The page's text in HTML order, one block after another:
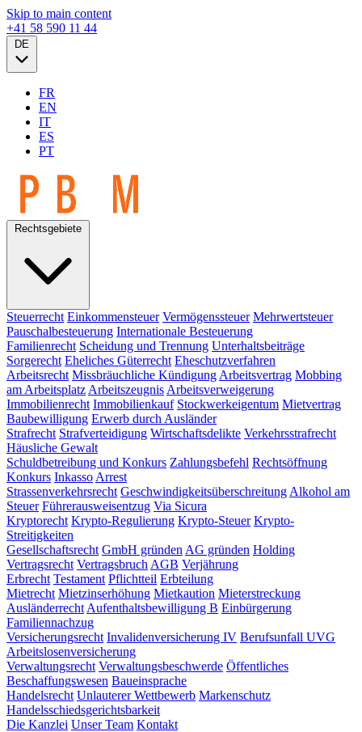
Skip to main content
+41 58 590 11 44
FR
EN
IT
ES
PT
Steuerrecht Einkommensteuer Vermögenssteuer Mehrwertsteuer
Pauschalbesteuerung Internationale Besteuerung
Familienrecht Scheidung und Trennung Unterhaltsbeiträge
Sorgerecht Eheliches Güterrecht Eheschutzverfahren
Arbeitsrecht Missbräuchliche Kündigung Arbeitsvertrag Mobbing
am Arbeitsplatz Arbeitszeugnis Arbeitsverweigerung
Immobilienrecht Immobilienkauf Stockwerkeigentum Mietvertrag
Baubewilligung Erwerb durch Ausländer
Strafrecht Strafverteidigung Wirtschaftsdelikte Verkehrsstrafrecht
Häusliche Gewalt
Schuldbetreibung und Konkurs Zahlungsbefehl Rechtsöffnung
Konkurs Inkasso Arrest
Strassenverkehrsrecht Geschwindigkeitsüberschreitung Alkohol am
Steuer Führerausweisentzug Via Sicura
Kryptorecht Krypto-Regulierung Krypto-Steuer Krypto-
Streitigkeiten
Gesellschaftsrecht GmbH gründen AG gründen Holding
Vertragsrecht Vertragsbruch AGB Verjährung
Erbrecht Testament Pflichtteil Erbteilung
Mietrecht Mietzinserhöhung Mietkaution Mieterstreckung
Ausländerrecht Aufenthaltsbewilligung B Einbürgerung
Familiennachzug
Versicherungsrecht Invalidenversicherung IV Berufsunfall UVG
Arbeitslosenversicherung
Verwaltungsrecht Verwaltungsbeschwerde Öffentliches
Beschaffungswesen Baueinsprache
Handelsrecht Unlauterer Wettbewerb Markenschutz
Handelsschiedsgerichtsbarkeit
Die Kanzlei Unser Team Kontakt